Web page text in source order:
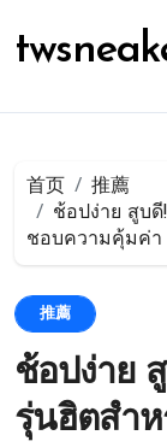
容
首页
推薦
ช้อปง่าย สูบดี
ชอบความคุ้มค่า
推薦
ช้อปง่าย
รุ่นฮิตสำ